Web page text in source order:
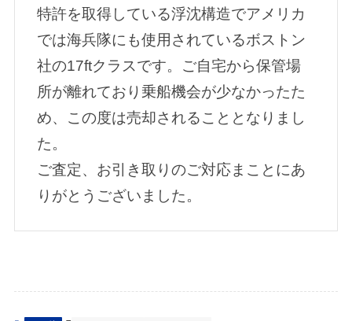
特許を取得している浮沈構造でアメリカ
では海兵隊にも使用されているボストン
社の17ftクラスです。ご自宅から保管場
所が離れており乗船機会が少なかったた
め、この度は売却されることとなりまし
た。
ご査定、お引き取りのご対応まことにあ
りがとうございました。